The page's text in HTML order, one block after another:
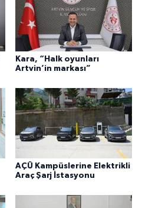
Kara, “Halk oyunları
Artvin’in markası”
AÇÜ Kampüslerine Elektrikli
Araç Şarj İstasyonu